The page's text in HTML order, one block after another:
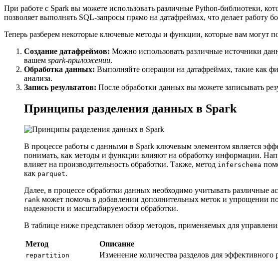
При работе с Spark вы можете использовать различные Python-библиотеки,
позволяет выполнять SQL-запросы прямо на датафреймах, что делает работу
Теперь разберем некоторые ключевые методы и функции, которые вам могут
Создание датафреймов: Можно использовать различные источники
вашем spark-приложении.
Обработка данных: Выполняйте операции на датафреймах, такие как
анализа.
Запись результатов: После обработки данных вы можете записывать
Принципы разделения данных в Spark
В процессе работы с данными в Spark ключевым элементом является
понимать, как методы и функции влияют на обработку информации.
влияет на производительность обработки. Также, метод inferschema
как parquet.
Далее, в процессе обработки данных необходимо учитывать различные
rank может помочь в добавлении дополнительных меток и упрощении
надежности и масштабируемости обработки.
В таблице ниже представлен обзор методов, применяемых для
Метод Описание
repartition Изменение количества разделов для эффективного